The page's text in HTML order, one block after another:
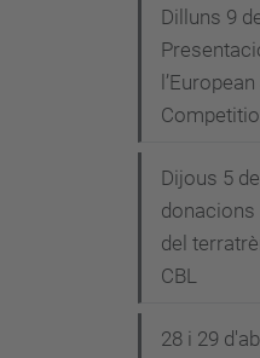
Dilluns 9
Dijous 5
del
CBL
28 i 29